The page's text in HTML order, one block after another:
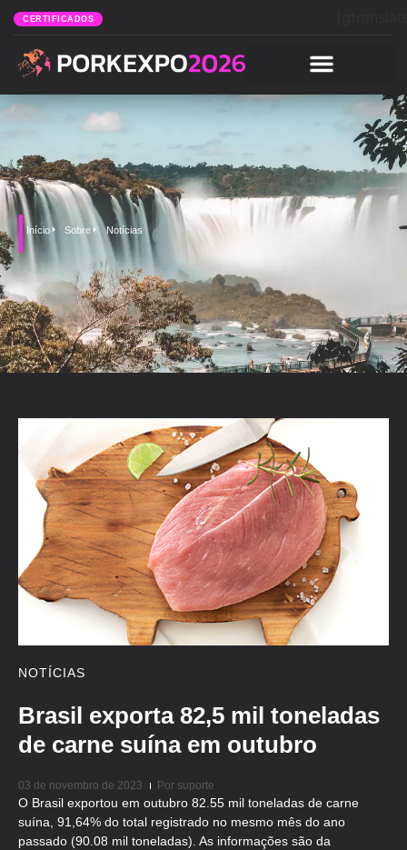
CERTIFICADOS
Início Sobre Notícias
NOTÍCIAS
Brasil exporta 82,5 mil toneladas
de carne suína em outubro
03 de novembro de 2023 Por suporte
O Brasil exportou em outubro 82.55 mil toneladas de carne
suína, 91,64% do total registrado no mesmo mês do ano
passado (90.08 mil toneladas). As informações são da